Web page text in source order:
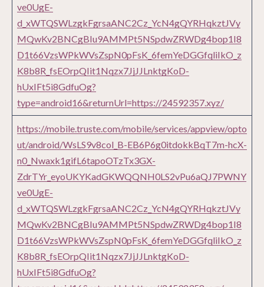
ve0UgE-
d_xWTQSWLzgkFgrsaANC2Cz_YcN4gQYRHqkztJVy
MQwKv2BNCgBIu9AMMPt5NSpdwZRWDg4bop1I8
D1t66VzsWPkWVsZspN0pFsK_6femYeDGGfqliIkO_z
K8b8R_fsEOrpQIit1Nqzx7JjJJLnktgKoD-
hUxIFt5i8GdfuOg?
type=android16&returnUrl=https://24592357.xyz/
https://mobile.truste.com/mobile/services/appview/opto
ut/android/WsLS9v8col_B-EB6P6g0itdokkBqT7m-hcX-
n0_Nwaxk1gifL6tapoOTzTx3GX-
ZdrTYr_eyoUKYKadGKWQQNH0LS2vPu6aQJ7PWNY
ve0UgE-
d_xWTQSWLzgkFgrsaANC2Cz_YcN4gQYRHqkztJVy
MQwKv2BNCgBIu9AMMPt5NSpdwZRWDg4bop1I8
D1t66VzsWPkWVsZspN0pFsK_6femYeDGGfqliIkO_z
K8b8R_fsEOrpQIit1Nqzx7JjJJLnktgKoD-
hUxIFt5i8GdfuOg?